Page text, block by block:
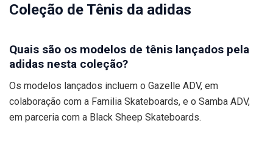
Coleção de Tênis da adidas
Quais são os modelos de tênis lançados pela
adidas nesta coleção?
Os modelos lançados incluem o Gazelle ADV, em
colaboração com a Familia Skateboards, e o Samba ADV,
em parceria com a Black Sheep Skateboards.